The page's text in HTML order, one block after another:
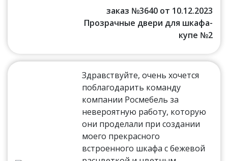
заказ №3640 от 10.12.2023
Прозрачные двери для шкафа-
купе №2
Здравствуйте, очень хочется
поблагодарить команду
компании Росмебель за
невероятную работу, которую
они проделали при создании
моего прекрасного
встроенного шкафа с бежевой